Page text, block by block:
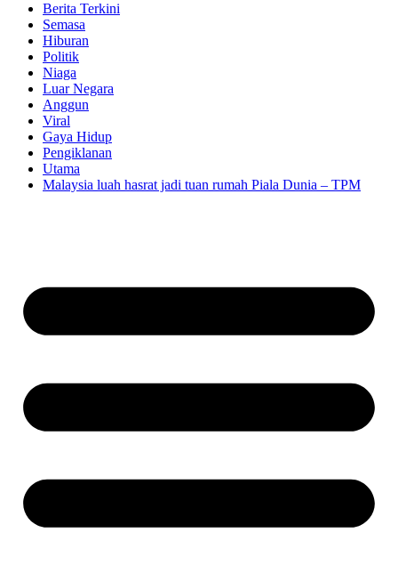
Berita Terkini
Semasa
Hiburan
Politik
Niaga
Luar Negara
Anggun
Viral
Gaya Hidup
Pengiklanan
Utama
Malaysia luah hasrat jadi tuan rumah Piala Dunia – TPM